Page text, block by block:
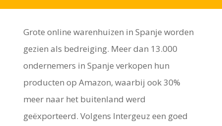
Grote online warenhuizen in Spanje worden
gezien als bedreiging. Meer dan 13.000
ondernemers in Spanje verkopen hun
producten op Amazon, waarbij ook 30%
meer naar het buitenland werd
geëxporteerd. Volgens Intergeuz een goed